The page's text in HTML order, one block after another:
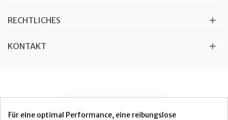
RECHTLICHES
KONTAKT
Für eine optimal Performance, eine reibungslose